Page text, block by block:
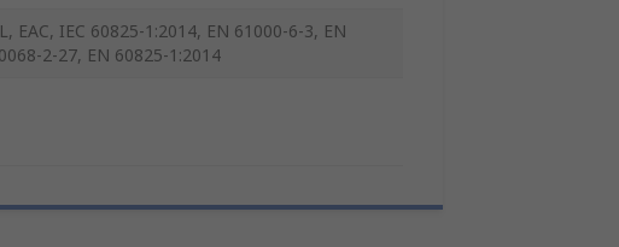
EAC, IEC 60825-1:2014, EN 61000-6-3, EN
2-27, EN 60825-1:2014